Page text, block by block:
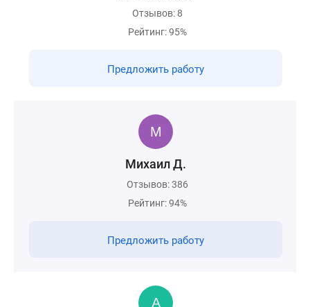
Отзывов: 8
Рейтинг: 95%
Предложить работу
Михаил Д.
Отзывов: 386
Рейтинг: 94%
Предложить работу